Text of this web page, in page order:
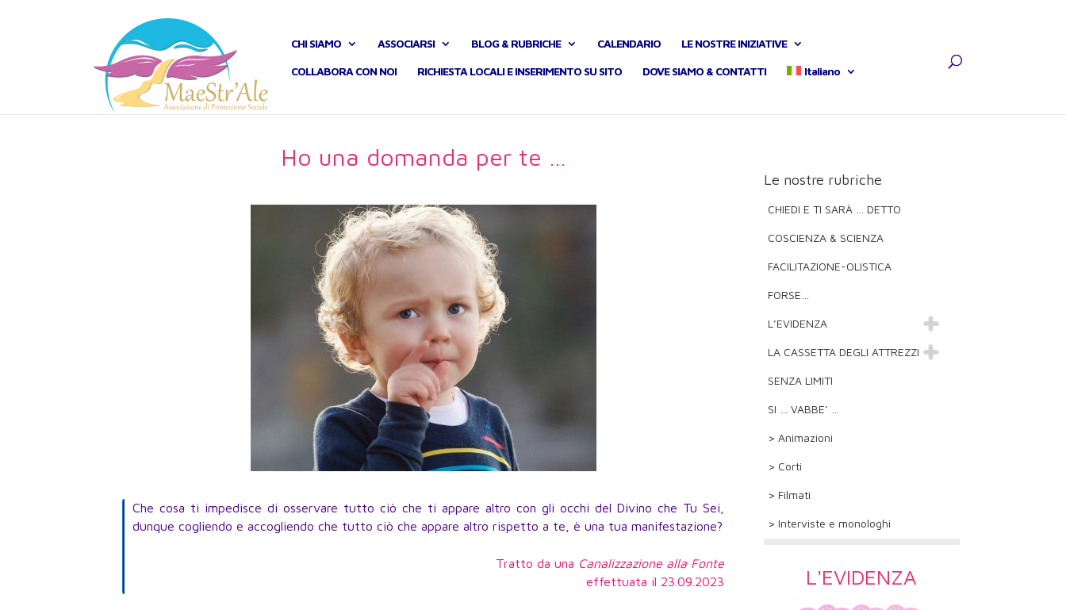
CHI SIAMO ASSOCIARSI BLOG & RUBRICHE CALENDARIO LE NOSTRE INIZIATIVE
COLLABORA CON NOI RICHIESTA LOCALI E INSERIMENTO SU SITO DOVE SIAMO & CONTATTI Italiano
Ho una domanda per te …
Che cosa ti impedisce di osservare tutto ciò che ti appare altro con gli occhi del Divino che Tu Sei,
dunque cogliendo e accogliendo che tutto ciò che appare altro rispetto a te, è una tua manifestazione?
Tratto da una Canalizzazione alla Fonte
effettuata il 23.09.2023
Le nostre rubriche
CHIEDI E TI SARÀ … DETTO
COSCIENZA & SCIENZA
FACILITAZIONE-OLISTICA
FORSE…
L’EVIDENZA
LA CASSETTA DEGLI ATTREZZI
SENZA LIMITI
SI … VABBE’ …
> Animazioni
> Corti
> Filmati
> Interviste e monologhi
L'EVIDENZA